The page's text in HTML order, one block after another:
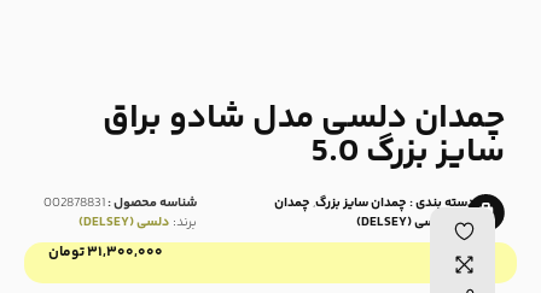
چمدان دلسی مدل شادو براق
سایز بزرگ 5.0
دسته بندی :چمدان سایز بزرگ,چمدان
برند:
دلسی (DELSEY)
شناسه محصول :002878831
برند: دلسی (DELSEY)
قیمت : ۳۱,۳۰۰,۰۰۰تومان